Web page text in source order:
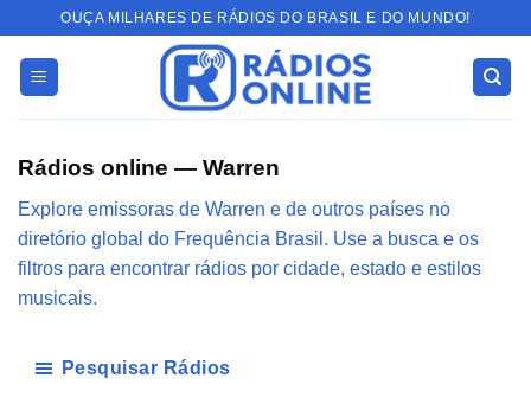
content
OUÇA MILHARES DE RÁDIOS DO BRASIL E DO MUNDO!
Rádios online — Warren
Explore emissoras de Warren e de outros países no
diretório global do Frequência Brasil. Use a busca e os
filtros para encontrar rádios por cidade, estado e estilos
musicais.
Pesquisar Rádios